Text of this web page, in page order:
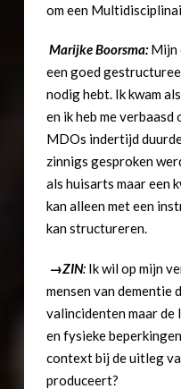
om een
Marijke Boorsma: Mijn
een goed
nodig hebt. Ik kwam
en ik heb me
MDOs indertijd
zinnigs gesproken
als huisarts maar een
kan alleen met een
kan structureren.
→ZIN: Ik wil op mijn
mensen van dementie
valincidenten maar
en fysieke
context bij de uitleg
produceert?